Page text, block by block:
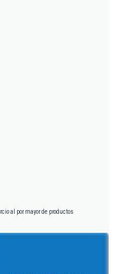
al por mayor de productos